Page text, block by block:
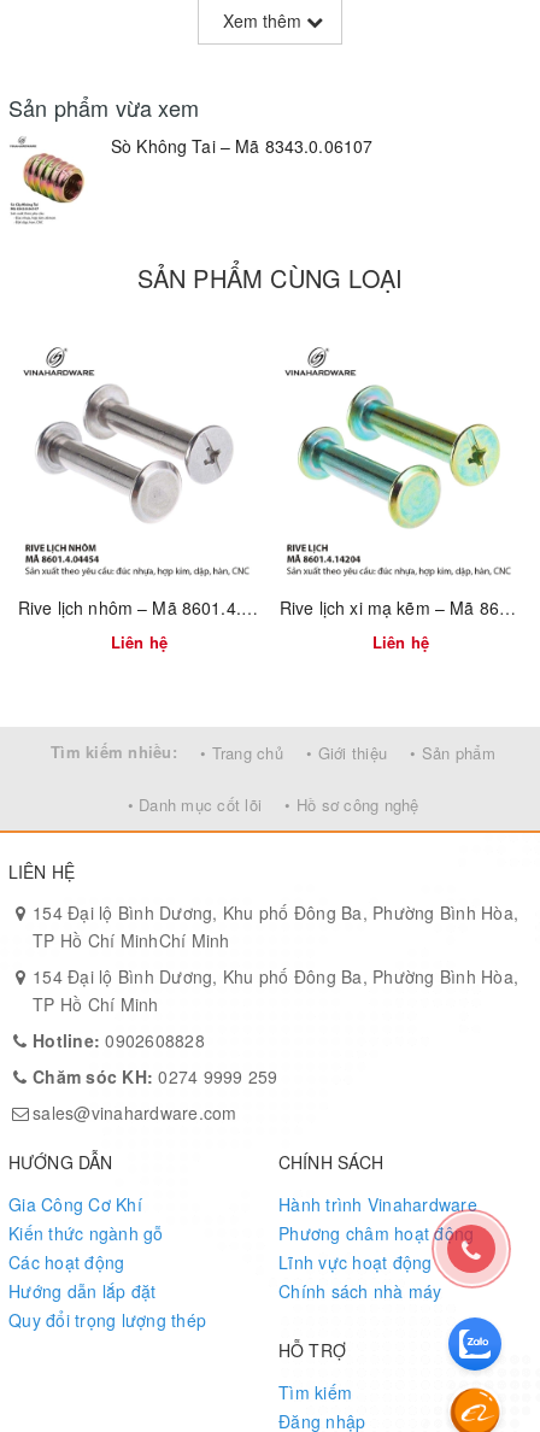
Mã sản phẩm: 8343.0.06107
Vật liệu: Thép cường lực
Xử lý bề mặt: Xi mạ kẽm bảy màu (vàng cầu vồng)
Cấu trúc: Ren ngoài sâu, ren trong M6
✅ Độ bám cao – không cần keo dán
✅ Không có tai – phù hợp cấy âm kín mặt ván
✅ Bề mặt xử lý kỹ chống rỉ – phù hợp môi trường độ ẩm cao
Xem thêm
Sản phẩm vừa xem
Sò Không Tai – Mã 8343.0.06107
SẢN PHẨM CÙNG LOẠI
Rive lịch nhôm – Mã 8601.4.04454
Liên hệ
Rive lịch xi mạ kẽm – Mã 8601.4.14204
Liên hệ
Tìm kiếm nhiều: • Trang chủ • Giới thiệu • Sản phẩm
• Danh mục cốt lõi • Hồ sơ công nghệ
LIÊN HỆ
154 Đại lộ Bình Dương, Khu phố Đông Ba, Phường Bình Hòa,
TP Hồ Chí MinhChí Minh
154 Đại lộ Bình Dương, Khu phố Đông Ba, Phường Bình Hòa,
TP Hồ Chí Minh
Hotline:0902608828
Chăm sóc KH:0274 9999 259
sales@vinahardware.com
HƯỚNG DẪN
Gia Công Cơ Khí
Kiến thức ngành gỗ
Các hoạt động
Hướng dẫn lắp đặt
Quy đổi trọng lượng thép
CHÍNH SÁCH
Hành trình Vinahardware
Phương châm hoạt động
Lĩnh vực hoạt động
Chính sách nhà máy
HỖ TRỢ
Tìm kiếm
Đăng nhập